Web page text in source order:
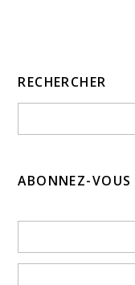
RECHERCHER
ABONNEZ-VOUS